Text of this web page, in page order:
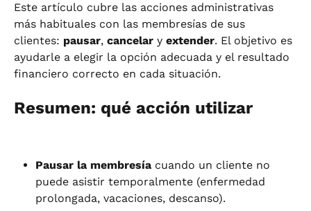
Este artículo cubre las acciones administrativas
más habituales con las membresías de sus
clientes: pausar, cancelar y extender. El objetivo es
ayudarle a elegir la opción adecuada y el resultado
financiero correcto en cada situación.
Resumen: qué acción utilizar
Pausar la membresía cuando un cliente no
puede asistir temporalmente (enfermedad
prolongada, vacaciones, descanso).